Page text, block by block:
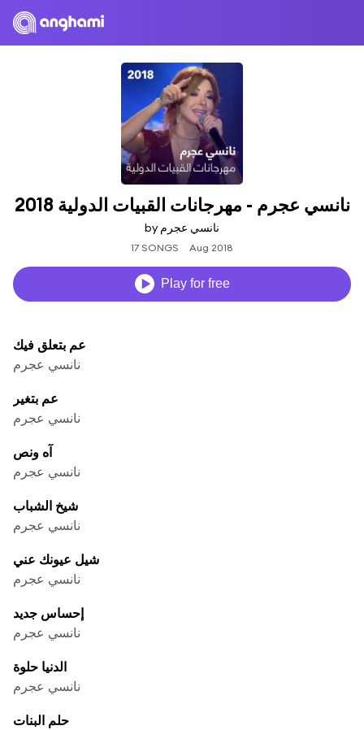
نانسي عجرم - مهرجانات القبيات الدولية 2018
by نانسي عجرم
17 SONGS Aug 2018
Play for free
عم بتعلق فيك
نانسي عجرم
عم بتغير
نانسي عجرم
آه ونص
نانسي عجرم
شيخ الشباب
نانسي عجرم
شيل عيونك عني
نانسي عجرم
إحساس جديد
نانسي عجرم
الدنيا حلوة
نانسي عجرم
حلم البنات